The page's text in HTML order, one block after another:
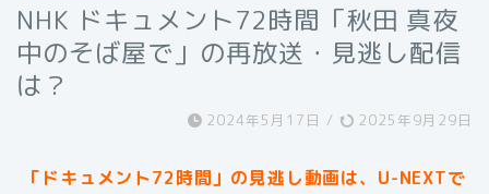
NHK ドキュメント72時間「秋田 真夜
中のそば屋で」の再放送・見逃し配信
は？
2024年5月17日 / 2025年9月29日
「ドキュメント72時間」 の見逃し動画は、U-NEXTで